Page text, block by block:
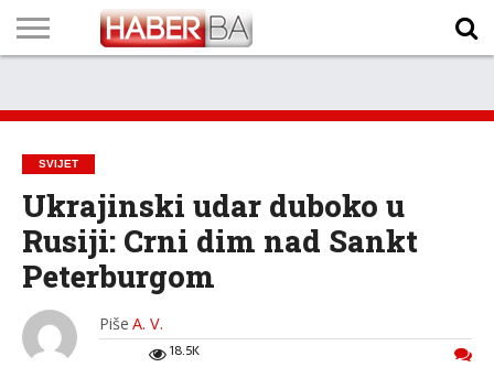
TECH
PROGRAM
PROGNOZA
PUTEVIMA
LISTA
NAMA
SVIJET
Ukrajinski udar duboko u
Rusiji: Crni dim nad Sankt
Peterburgom
Piše A. V.
18.5K